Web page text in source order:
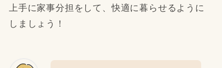
上手に家事分担をして、快適に暮らせるように
しましょう！